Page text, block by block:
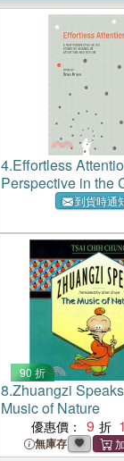
4.Effortless
Perspective in the
Science of 到貨時通
90 折
8.Zhuangzi
Music of Nature
優惠價： 9
無庫存